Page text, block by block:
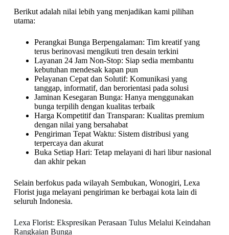
Berikut adalah nilai lebih yang menjadikan kami pilihan
utama:
Perangkai Bunga Berpengalaman: Tim kreatif yang
terus berinovasi mengikuti tren desain terkini
Layanan 24 Jam Non-Stop: Siap sedia membantu
kebutuhan mendesak kapan pun
Pelayanan Cepat dan Solutif: Komunikasi yang
tanggap, informatif, dan berorientasi pada solusi
Jaminan Kesegaran Bunga: Hanya menggunakan
bunga terpilih dengan kualitas terbaik
Harga Kompetitif dan Transparan: Kualitas premium
dengan nilai yang bersahabat
Pengiriman Tepat Waktu: Sistem distribusi yang
terpercaya dan akurat
Buka Setiap Hari: Tetap melayani di hari libur nasional
dan akhir pekan
Selain berfokus pada wilayah Sembukan, Wonogiri, Lexa
Florist juga melayani pengiriman ke berbagai kota lain di
seluruh Indonesia.
Lexa Florist: Ekspresikan Perasaan Tulus Melalui Keindahan
Rangkaian Bunga